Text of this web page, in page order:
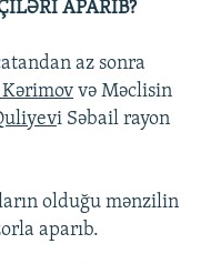
APARIB?
az sonra
Kərimov və Məclisin
i Səbail rayon
olduğu mənzilin
aparıb.